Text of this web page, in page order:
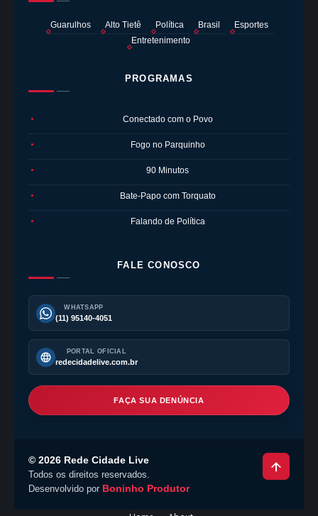
Guarulhos Alto Tietê Política Brasil
Esportes
Entretenimento
PROGRAMAS
● Conectado com o Povo
● Fogo no Parquinho
● 90 Minutos
● Bate-Papo com Torquato
● Falando de Política
FALE CONOSCO
WHATSAPP
(11) 95140-4051
PORTAL OFICIAL
redecidadelive.com.br
FAÇA SUA DENÚNCIA
© 2026 Rede Cidade Live
Todos os direitos reservados.
Desenvolvido por Boninho Produtor